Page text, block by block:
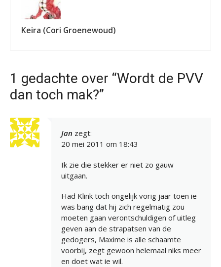
Keira (Cori Groenewoud)
1 gedachte over “Wordt de PVV
dan toch mak?”
Jan zegt:
20 mei 2011 om 18:43
Ik zie die stekker er niet zo gauw
uitgaan.
Had Klink toch ongelijk vorig jaar toen ie
was bang dat hij zich regelmatig zou
moeten gaan verontschuldigen of uitleg
geven aan de strapatsen van de
gedogers, Maxime is alle schaamte
voorbij, zegt gewoon helemaal niks meer
en doet wat ie wil.